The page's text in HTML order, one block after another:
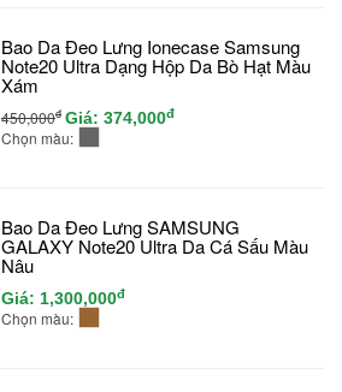
Bao Da Đeo Lưng Ionecase Samsung
Note20 Ultra Dạng Hộp Da Bò Hạt Màu
Xám
450,000đ Giá: 374,000đ
Chọn màu:
Bao Da Đeo Lưng SAMSUNG
GALAXY Note20 Ultra Da Cá Sấu Màu
Nâu
Giá: 1,300,000đ
Chọn màu: